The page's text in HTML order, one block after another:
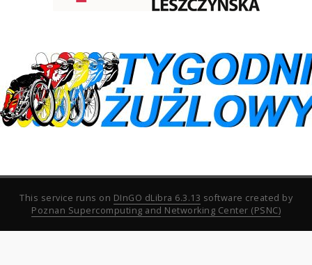
This service runs on DInGO dLibra 6.3.13 software created by
Poznan Supercomputing and Networking Center (PSNC)